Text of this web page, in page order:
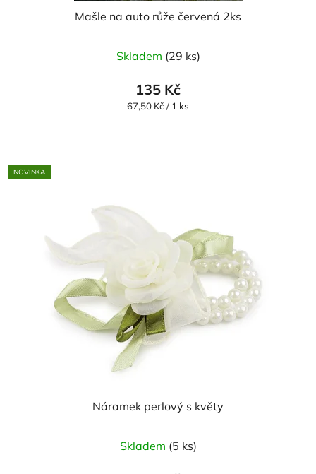
Mašle na auto růže červená 2ks
Skladem (29 ks)
135 Kč
Měrná
67,50 Kč / 1 ks
NOVINKA
Náramek perlový s květy
Skladem (5 ks)